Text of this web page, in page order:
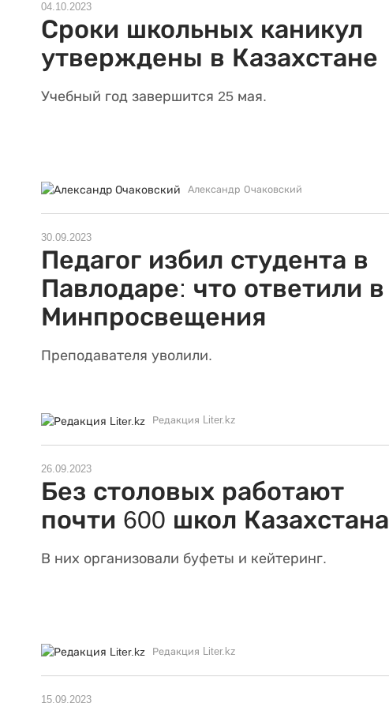
04.10.2023
Сроки школьных каникул
утверждены в Казахстане
Учебный год завершится 25 мая.
Александр Очаковский
30.09.2023
Педагог избил студента в
Павлодаре: что ответили в
Минпросвещения
Преподавателя уволили.
Редакция Liter.kz
26.09.2023
Без столовых работают
почти 600 школ Казахстана
В них организовали буфеты и кейтеринг.
Редакция Liter.kz
15.09.2023